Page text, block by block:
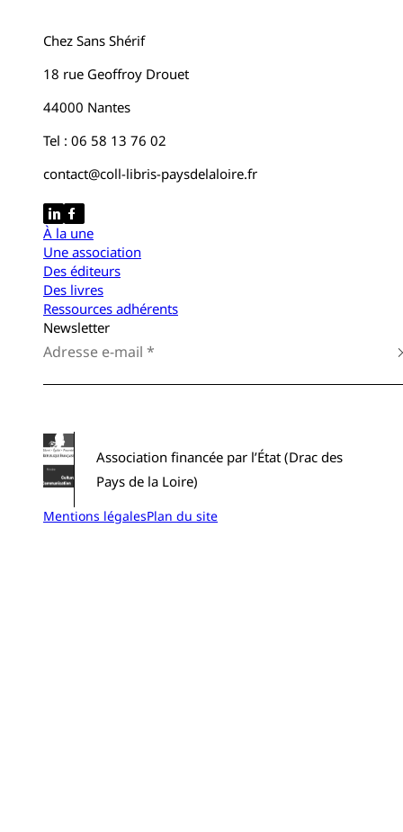
Chez Sans Shérif
18 rue Geoffroy Drouet
44000 Nantes
Tel : 06 58 13 76 02
contact@coll-libris-paysdelaloire.fr
À la une
Une association
Des éditeurs
Des livres
Ressources adhérents
Newsletter
Association financée par l’État (Drac des
Pays de la Loire)
Mentions légalesPlan du site